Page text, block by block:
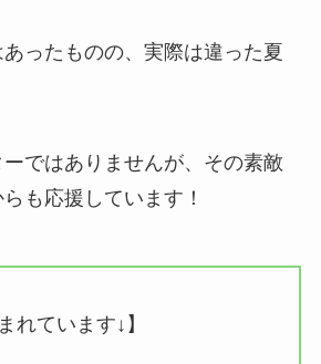
あったものの、実際は違った夏
ではありませんが、その素敵
も応援しています！
れています↓】